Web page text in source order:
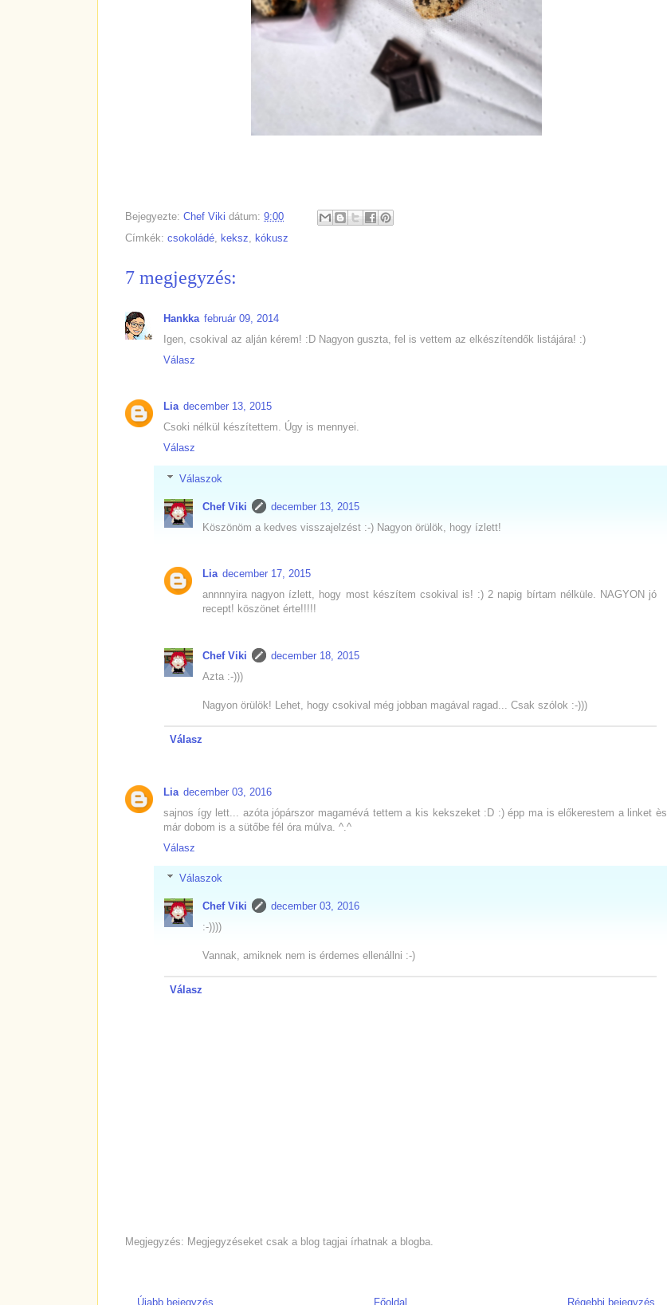
Bejegyezte: Chef Viki dátum: 9:00
Címkék: csokoládé, keksz, kókusz
7 megjegyzés:
Hankka február 09, 2014
Igen, csokival az alján kérem! :D Nagyon guszta, fel is vettem az elkészítendők listájára! :)
Válasz
Lia december 13, 2015
Csoki nélkül készítettem. Úgy is mennyei.
Válasz
Válaszok
Chef Viki
december 13, 2015
Köszönöm a kedves visszajelzést :-) Nagyon örülök, hogy ízlett!
Lia december 17, 2015
annnnyira nagyon ízlett, hogy most készítem csokival is! :) 2 napig bírtam nélküle. NAGYON jó
recept! köszönet érte!!!!!
Chef Viki
december 18, 2015
Azta :-)))
Nagyon örülök! Lehet, hogy csokival még jobban magával ragad... Csak szólok :-)))
Válasz
Lia december 03, 2016
sajnos így lett... azóta jópárszor magamévá tettem a kis kekszeket :D :) épp ma is előkerestem a linket ès
már dobom is a sütőbe fél óra múlva. ^.^
Válasz
Válaszok
Chef Viki
december 03, 2016
:-))))
Vannak, amiknek nem is érdemes ellenállni :-)
Válasz
Megjegyzés: Megjegyzéseket csak a blog tagjai írhatnak a blogba.
Újabb bejegyzés Régebbi bejegyzés
Főoldal